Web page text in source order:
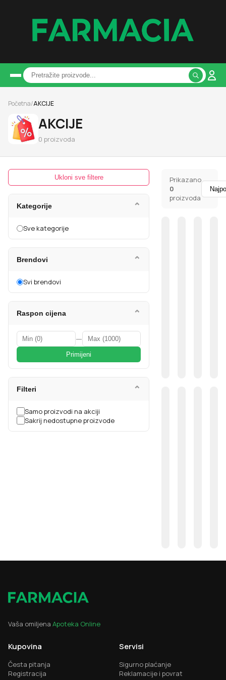
Početna/AKCIJE
AKCIJE
0 proizvoda
Ukloni sve filtere
Kategorije ⌄
Sve kategorije
Brendovi ⌄
Svi brendovi
Raspon cijena ⌄
—
Primijeni
Filteri ⌄
Samo proizvodi na akciji
Sakrij nedostupne proizvode
Prikazano
0
proizvoda
Vaša omiljena Apoteka Online
Kupovina
Česta pitanja
Registracija
Servisi
Sigurno plaćanje
Reklamacije i povrat